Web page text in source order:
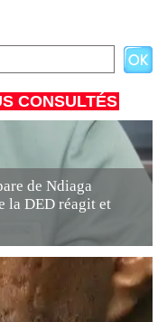
CONSULTÉS
de Ndiaga
la DED réagit et